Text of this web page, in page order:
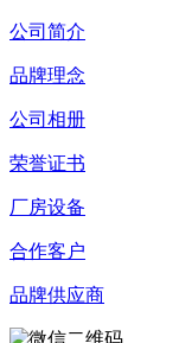
公司简介
品牌理念
公司相册
荣誉证书
厂房设备
合作客户
品牌供应商